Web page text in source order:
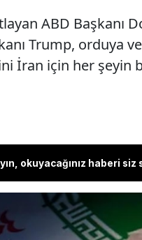
ABD
Trump, orduya
İran için her şeyin
okuyacağınız haberi siz